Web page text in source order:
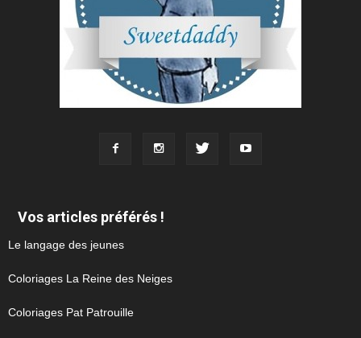
Vos articles préférés !
Le langage des jeunes
Coloriages La Reine des Neiges
Coloriages Pat Patrouille